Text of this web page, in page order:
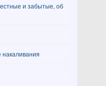
и забытые, об